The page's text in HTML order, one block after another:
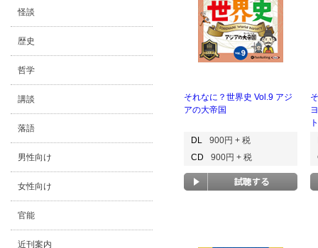
怪談
歴史
哲学
講談
落語
男性向け
女性向け
官能
近刊案内
それなに？世界史 Vol.9 アジ
アの大帝国
DL
900円 + 税
CD
900円 + 税